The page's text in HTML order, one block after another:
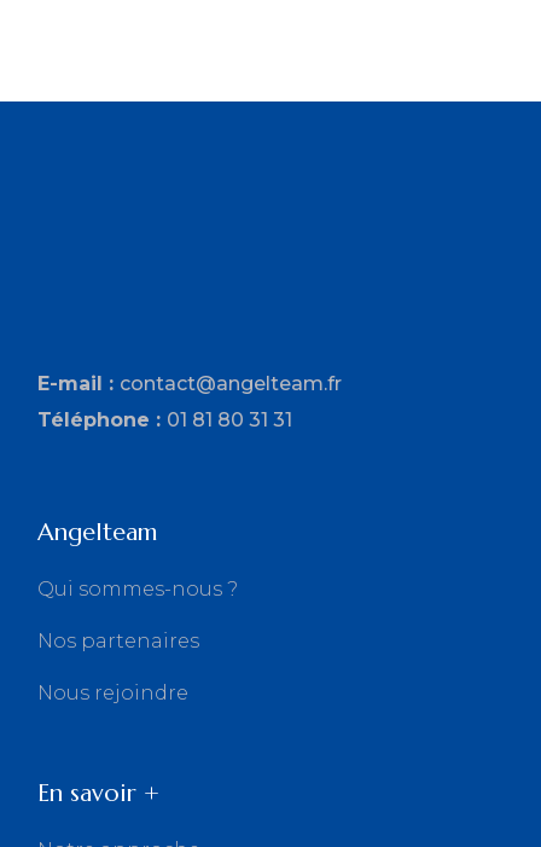
E-mail : contact@angelteam.fr
Téléphone : 01 81 80 31 31
Angelteam
Qui sommes-nous ?
Nos partenaires
Nous rejoindre
En savoir +